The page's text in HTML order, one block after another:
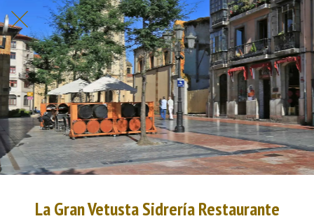
La Gran Vetusta Sidrería Restaurante